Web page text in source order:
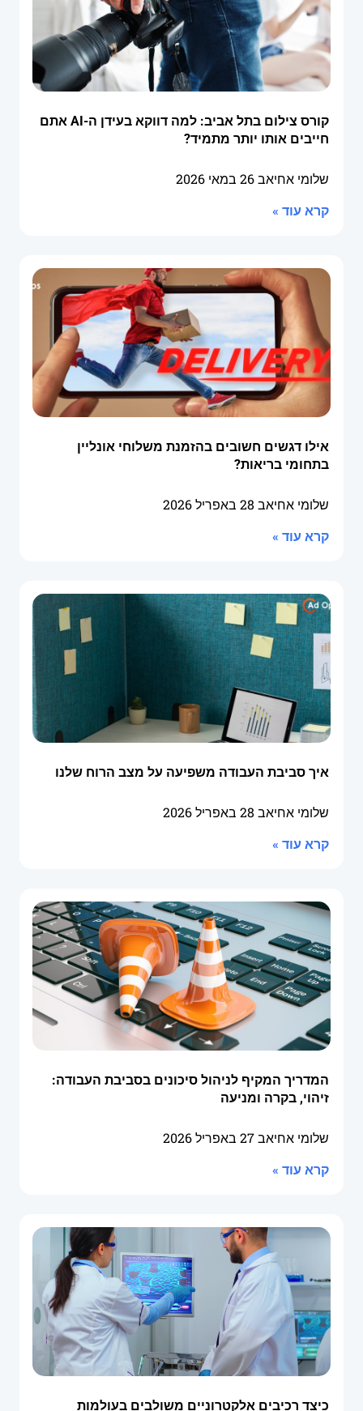
קורס צילום בתל אביב: למה דווקא בעידן ה-AI אתם
חייבים אותו יותר מתמיד?
שלומי אחיאב26 במאי 2026
קרא עוד »
אילו דגשים חשובים בהזמנת משלוחי אונליין
בתחומי בריאות?
שלומי אחיאב 28 באפריל 2026
קרא עוד »
איך סביבת העבודה משפיעה על מצב הרוח שלנו
שלומי אחיאב 28 באפריל 2026
קרא עוד »
המדריך המקיף לניהול סיכונים בסביבת העבודה:
זיהוי, בקרה ומניעה
שלומי אחיאב27 באפריל 2026
קרא עוד »
כיצד רכיבים אלקטרוניים משולבים בעולמות